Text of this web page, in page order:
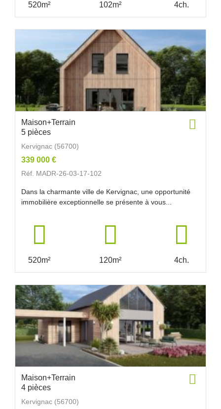
520m² 102m² 4ch.
Maison+Terrain
5 pièces
Kervignac (56700)
339 000 €
Réf. MADR-26-03-17-102
Dans la charmante ville de Kervignac, une opportunité
immobilière exceptionnelle se présente à vous...
520m² 120m² 4ch.
Maison+Terrain
4 pièces
Kervignac (56700)